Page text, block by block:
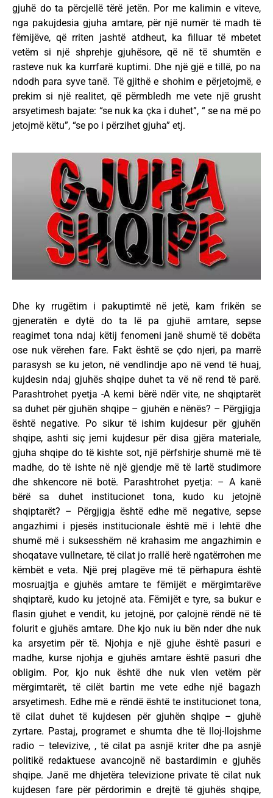
gjuhë do ta përcjellë tërë jetën. Por me kalimin e viteve,
nga pakujdesia gjuha amtare, për një numër të madh të
fëmijëve, që rriten jashtë atdheut, ka filluar të mbetet
vetëm si një shprehje gjuhësore, që në të shumtën e
rasteve nuk ka kurrfarë kuptimi. Dhe një gjë e tillë, po na
ndodh para syve tanë. Të gjithë e shohim e përjetojmë, e
prekim si një realitet, që përmbledh me vete një grusht
arsyetimesh bajate: “se nuk ka çka i duhet”, “ se na më po
jetojmë këtu”, “se po i përzihet gjuha” etj.
Dhe ky rrugëtim i pakuptimtë në jetë, kam frikën se
gjeneratën e dytë do ta lë pa gjuhë amtare, sepse
reagimet tona ndaj këtij fenomeni janë shumë të dobëta
ose nuk vërehen fare. Fakt është se çdo njeri, pa marrë
parasysh se ku jeton, në vendlindje apo në vend të huaj,
kujdesin ndaj gjuhës shqipe duhet ta vë në rend të parë.
Parashtrohet pyetja -A kemi bërë ndër vite, ne shqiptarët
sa duhet për gjuhën shqipe – gjuhën e nënës? – Përgjigja
është negative. Po sikur të ishim kujdesur për gjuhën
shqipe, ashti siç jemi kujdesur për disa gjëra materiale,
gjuha shqipe do të kishte sot, një përfshirje shumë më të
madhe, do të ishte në një gjendje më të lartë studimore
dhe shkencore në botë. Parashtrohet pyetja: – A kanë
bërë sa duhet institucionet tona, kudo ku jetojnë
shqiptarët? – Përgjigja është edhe më negative, sepse
angazhimi i pjesës institucionale është më i lehtë dhe
shumë më i suksesshëm në krahasim me angazhimin e
shoqatave vullnetare, të cilat jo rrallë herë ngatërrohen me
këmbët e veta. Një prej plagëve më të përhapura është
mosruajtja e gjuhës amtare te fëmijët e mërgimtarëve
shqiptarë, kudo ku jetojnë ata. Fëmijët e tyre, sa bukur e
flasin gjuhet e vendit, ku jetojnë, por çalojnë rëndë në të
folurit e gjuhës amtare. Dhe kjo nuk iu bën nder dhe nuk
ka arsyetim për të. Njohja e një gjuhe është pasuri e
madhe, kurse njohja e gjuhës amtare është pasuri dhe
obligim. Por, kjo nuk është dhe nuk vlen vetëm për
mërgimtarët, të cilët bartin me vete edhe një bagazh
arsyetimesh. Edhe më e rëndë është te institucionet tona,
të cilat duhet të kujdesen për gjuhën shqipe – gjuhë
zyrtare. Pastaj, programet e shumta dhe të lloj-llojshme
radio – televizive, , të cilat pa asnjë kriter dhe pa asnjë
politikë redaktuese avancojnë në bastardimin e gjuhës
shqipe. Janë me dhjetëra televizione private të cilat nuk
kujdesen fare për përdorimin e drejtë të gjuhës shqipe,